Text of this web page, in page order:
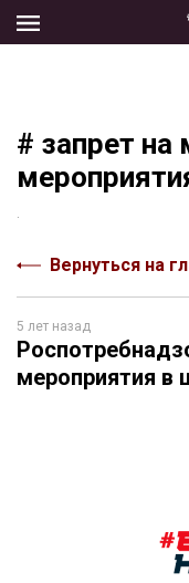
the
# запрет
Вернуться на
5 лет назад
мероприятия в